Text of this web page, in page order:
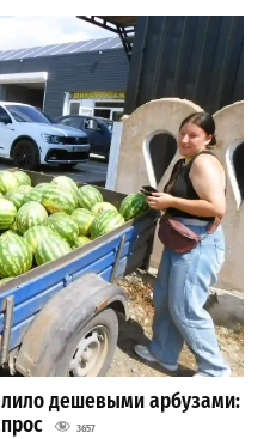
дешевыми арбузами:
3657